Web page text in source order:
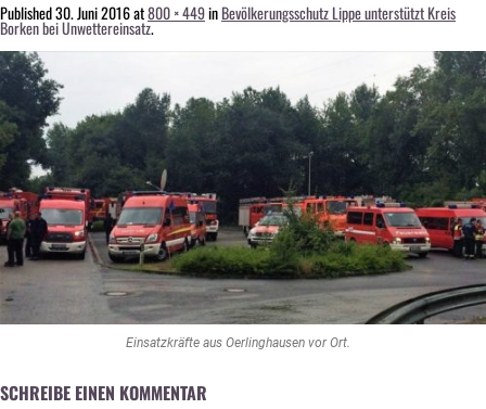
Published30. Juni 2016at800 × 449inBevölkerungsschutz Lippe unterstützt Kreis
Borken bei Unwettereinsatz.
Einsatzkräfte aus Oerlinghausen vor Ort.
SCHREIBE EINEN KOMMENTAR